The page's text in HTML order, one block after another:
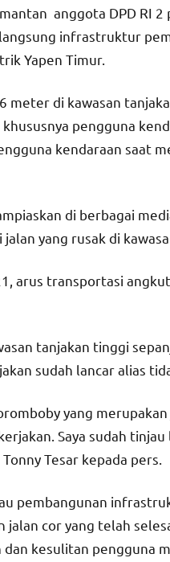
anggota DPD RI
infrastruktur
Yapen Timur.
meter di kawasan
pengguna
kendaraan saat
di berbagai
yang rusak di
arus transportasi
tanjakan tinggi
sudah lancar alias
yang
Saya sudah
Tesar kepada pers.
pembangunan
jalan cor yang telah
kesulitan pengguna